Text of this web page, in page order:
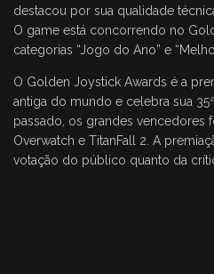
destacou por sua qualidade
O game está concorrendo no
categorias “Jogo do Ano” e
O Golden Joystick Awards é a
antiga do mundo e celebra sua
passado, os grandes vencedores
Overwatch e TitanFall 2. A
votação do público quanto da